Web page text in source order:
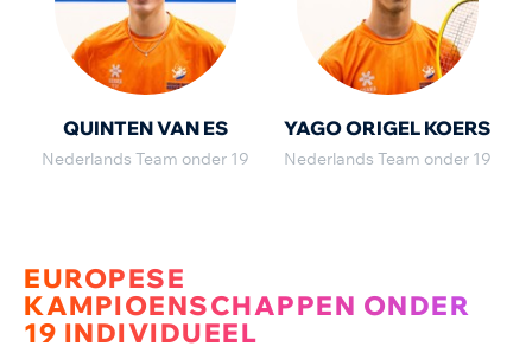
QUINTEN VAN ES
Nederlands Team onder 19
YAGO ORIGEL KOERS
Nederlands Team onder 19
EUROPESE
KAMPIOENSCHAPPEN ONDER
19 INDIVIDUEEL